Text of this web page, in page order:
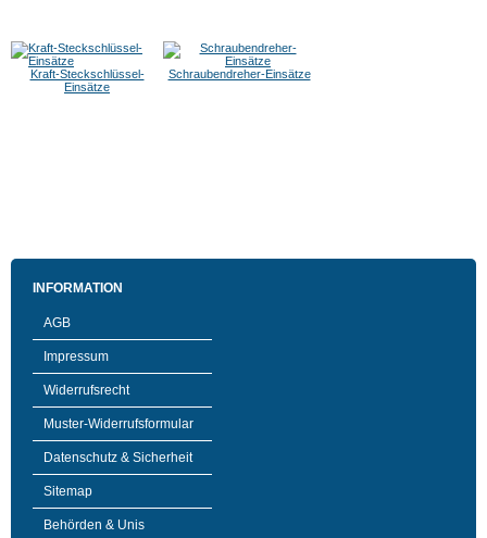
Kraft-Steckschlüssel-
Einsätze
Schraubendreher-Einsätze
INFORMATION
AGB
Impressum
Widerrufsrecht
Muster-Widerrufsformular
Datenschutz & Sicherheit
Sitemap
Behörden & Unis